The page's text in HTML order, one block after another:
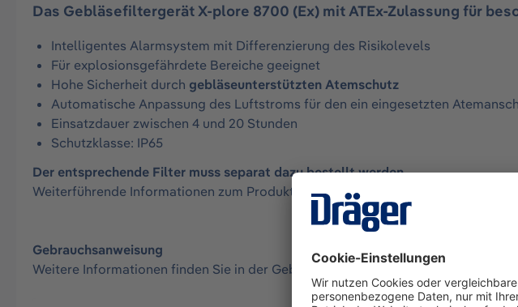
Das Gebläsefiltergerät X-plore 8700 (Ex) mit ATEx-Zulassung für
Intelligentes Alarmsystem mit Differenzierung des Risikolevels
Für explosionsgefährdete Bereiche geeignet
Hohe Sicherheit durch gebläseunterstützten Atemschutz
Automatische Anpassung des Luftstroms für den ein eingesetzten
Einsatzdauer zwischen 4 und 20 Stunden
Schutzklasse: IP65
Der entsprechende Filter muss separat dazu bestellt werden.
Weiterführende Informationen zum Produkt finden Sie auf unserer Website.
Gebrauchsanweisung
Weitere Informationen finden Sie in der Gebrauchsanweisung: